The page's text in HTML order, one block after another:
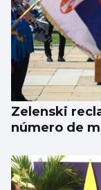
Zelenski
número de